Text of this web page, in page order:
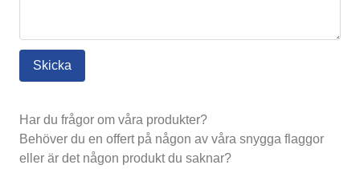
Har du frågor om våra produkter?
Behöver du en offert på någon av våra snygga flaggor
eller är det någon produkt du saknar?